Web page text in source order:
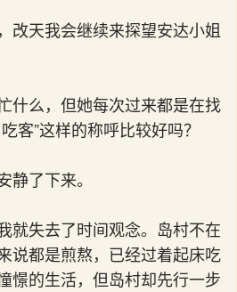
改天我会继续来探望安达小姐
什么，但她每次过来都是在找
客”这样的称呼比较好吗？
静了下来。
就失去了时间观念。岛村不在
说都是煎熬，已经过着起床吃
憬的生活，但岛村却先行一步